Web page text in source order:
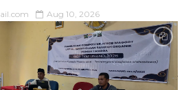
Aug 10, 2026